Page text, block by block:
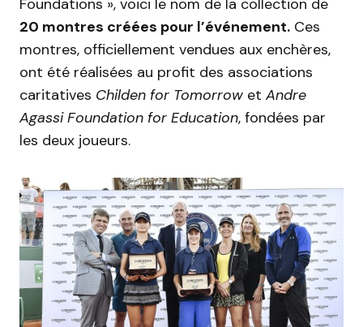
Foundations », voici le nom de la collection de
20 montres créées pour l’événement. Ces
montres, officiellement vendues aux enchères,
ont été réalisées au profit des associations
caritatives Childen for Tomorrow et Andre
Agassi Foundation for Education, fondées par
les deux joueurs.